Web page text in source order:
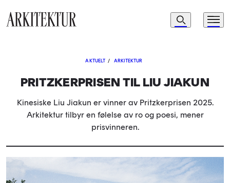
Navigasjon
Søk Meny
AKTUELT / ARKITEKTUR
PRITZKERPRISEN TIL LIU JIAKUN
Kinesiske Liu Jiakun er vinner av Pritzkerprisen 2025.
Arkitektur tilbyr en følelse av ro og poesi, mener
prisvinneren.